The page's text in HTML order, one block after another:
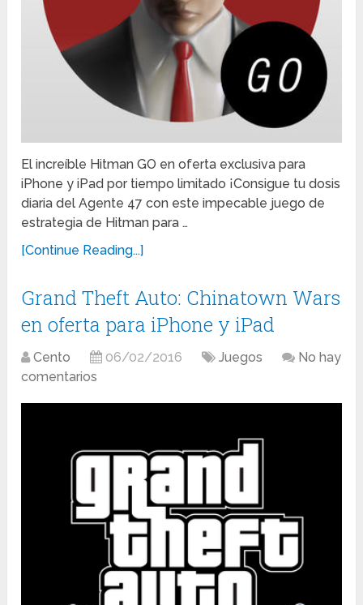
El increíble Hitman GO en oferta exclusiva para
iPhone y iPad por tiempo limitado ¡Consigue tu dosis
diaria del Agente 47 con este impecable juego de
estrategia de Hitman para …
[Continue Reading...]
Grand Theft Auto: Chinatown Wars
en oferta para iPhone y iPad
Cento 06/02/2016 Juegos
No hay
comentarios